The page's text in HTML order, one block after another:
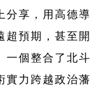
分享，用高德導
超預期，甚至開
一個整合了北斗
實力跨越政治藩